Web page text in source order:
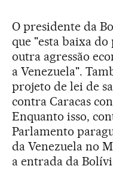
O presidente da
que "esta baixa do
outra agressão
a Venezuela".
projeto de lei de
contra Caracas
Enquanto isso,
Parlamento
da Venezuela no
a entrada da